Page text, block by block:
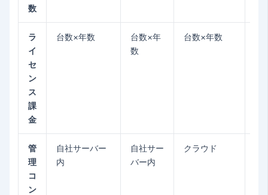
数
ラ
イ
セ
ン
ス
課
金
台数×年数
台数×年
数
台数×年数
管
理
コ
ン
自社サーバー
内
自社サー
バー内
クラウド